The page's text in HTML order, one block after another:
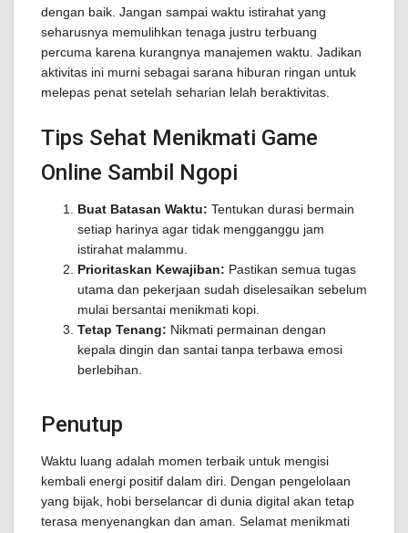
dengan baik. Jangan sampai waktu istirahat yang
seharusnya memulihkan tenaga justru terbuang
percuma karena kurangnya manajemen waktu. Jadikan
aktivitas ini murni sebagai sarana hiburan ringan untuk
melepas penat setelah seharian lelah beraktivitas.
Tips Sehat Menikmati Game
Online Sambil Ngopi
Buat Batasan Waktu: Tentukan durasi bermain
setiap harinya agar tidak mengganggu jam
istirahat malammu.
Prioritaskan Kewajiban: Pastikan semua tugas
utama dan pekerjaan sudah diselesaikan sebelum
mulai bersantai menikmati kopi.
Tetap Tenang: Nikmati permainan dengan
kepala dingin dan santai tanpa terbawa emosi
berlebihan.
Penutup
Waktu luang adalah momen terbaik untuk mengisi
kembali energi positif dalam diri. Dengan pengelolaan
yang bijak, hobi berselancar di dunia digital akan tetap
terasa menyenangkan dan aman. Selamat menikmati